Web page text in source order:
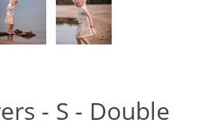
- S - Double